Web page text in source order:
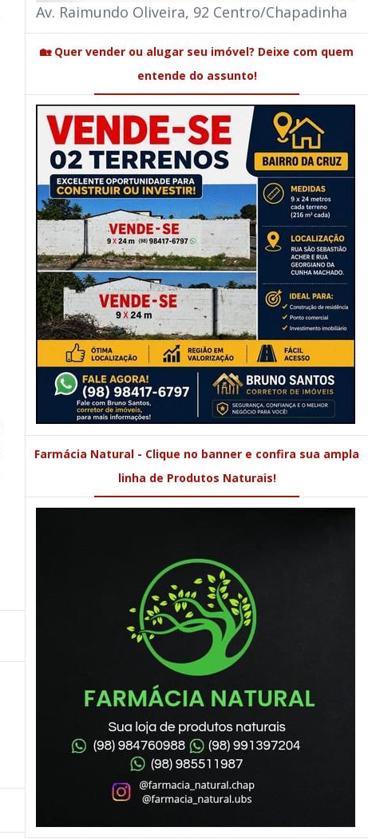
Av. Raimundo Oliveira, 92 Centro/Chapadinha
🏡 Quer vender ou alugar seu imóvel? Deixe com quem
entende do assunto!
Farmácia Natural - Clique no banner e confira sua ampla
linha de Produtos Naturais!